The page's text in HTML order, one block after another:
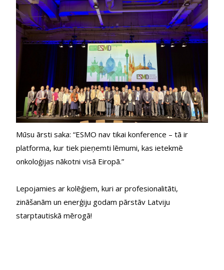
Mūsu ārsti saka: “ESMO nav tikai konference – tā ir
platforma, kur tiek pieņemti lēmumi, kas ietekmē
onkoloģijas nākotni visā Eiropā.”
Lepojamies ar kolēģiem, kuri ar profesionalitāti,
zināšanām un enerģiju godam pārstāv Latviju
starptautiskā mērogā!